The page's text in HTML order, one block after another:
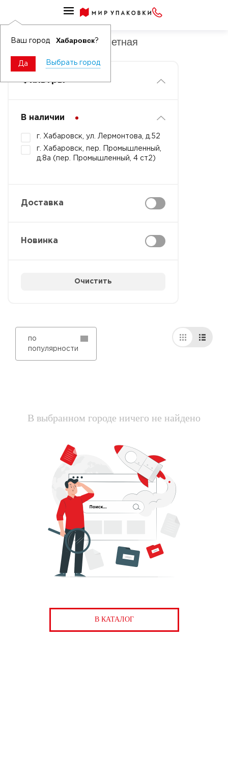
Ваш город Хабаровск?
Да Выбрать город
Шапочка шарлотта цветная
Фильтры
В наличии
г. Хабаровск, ул. Лермонтова, д.52
г. Хабаровск, пер. Промышленный,
д.8а (пер. Промышленный, 4 ст2)
Доставка
Новинка
Очистить
по
популярности
В выбранном городе ничего не найдено
В КАТАЛОГ